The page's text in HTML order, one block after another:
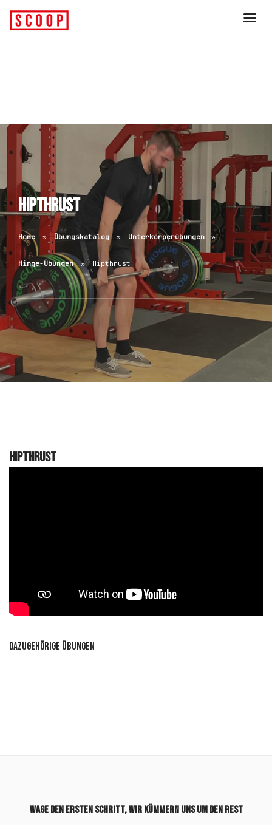
Hipthrust
Home Übungskatalog Unterkörperübungen
Hinge-Übungen Hipthrust
Hipthrust
Dazugehörige Übungen
Wage den ersten Schritt, wir kümmern uns um den Rest